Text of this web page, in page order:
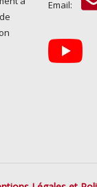
Email: